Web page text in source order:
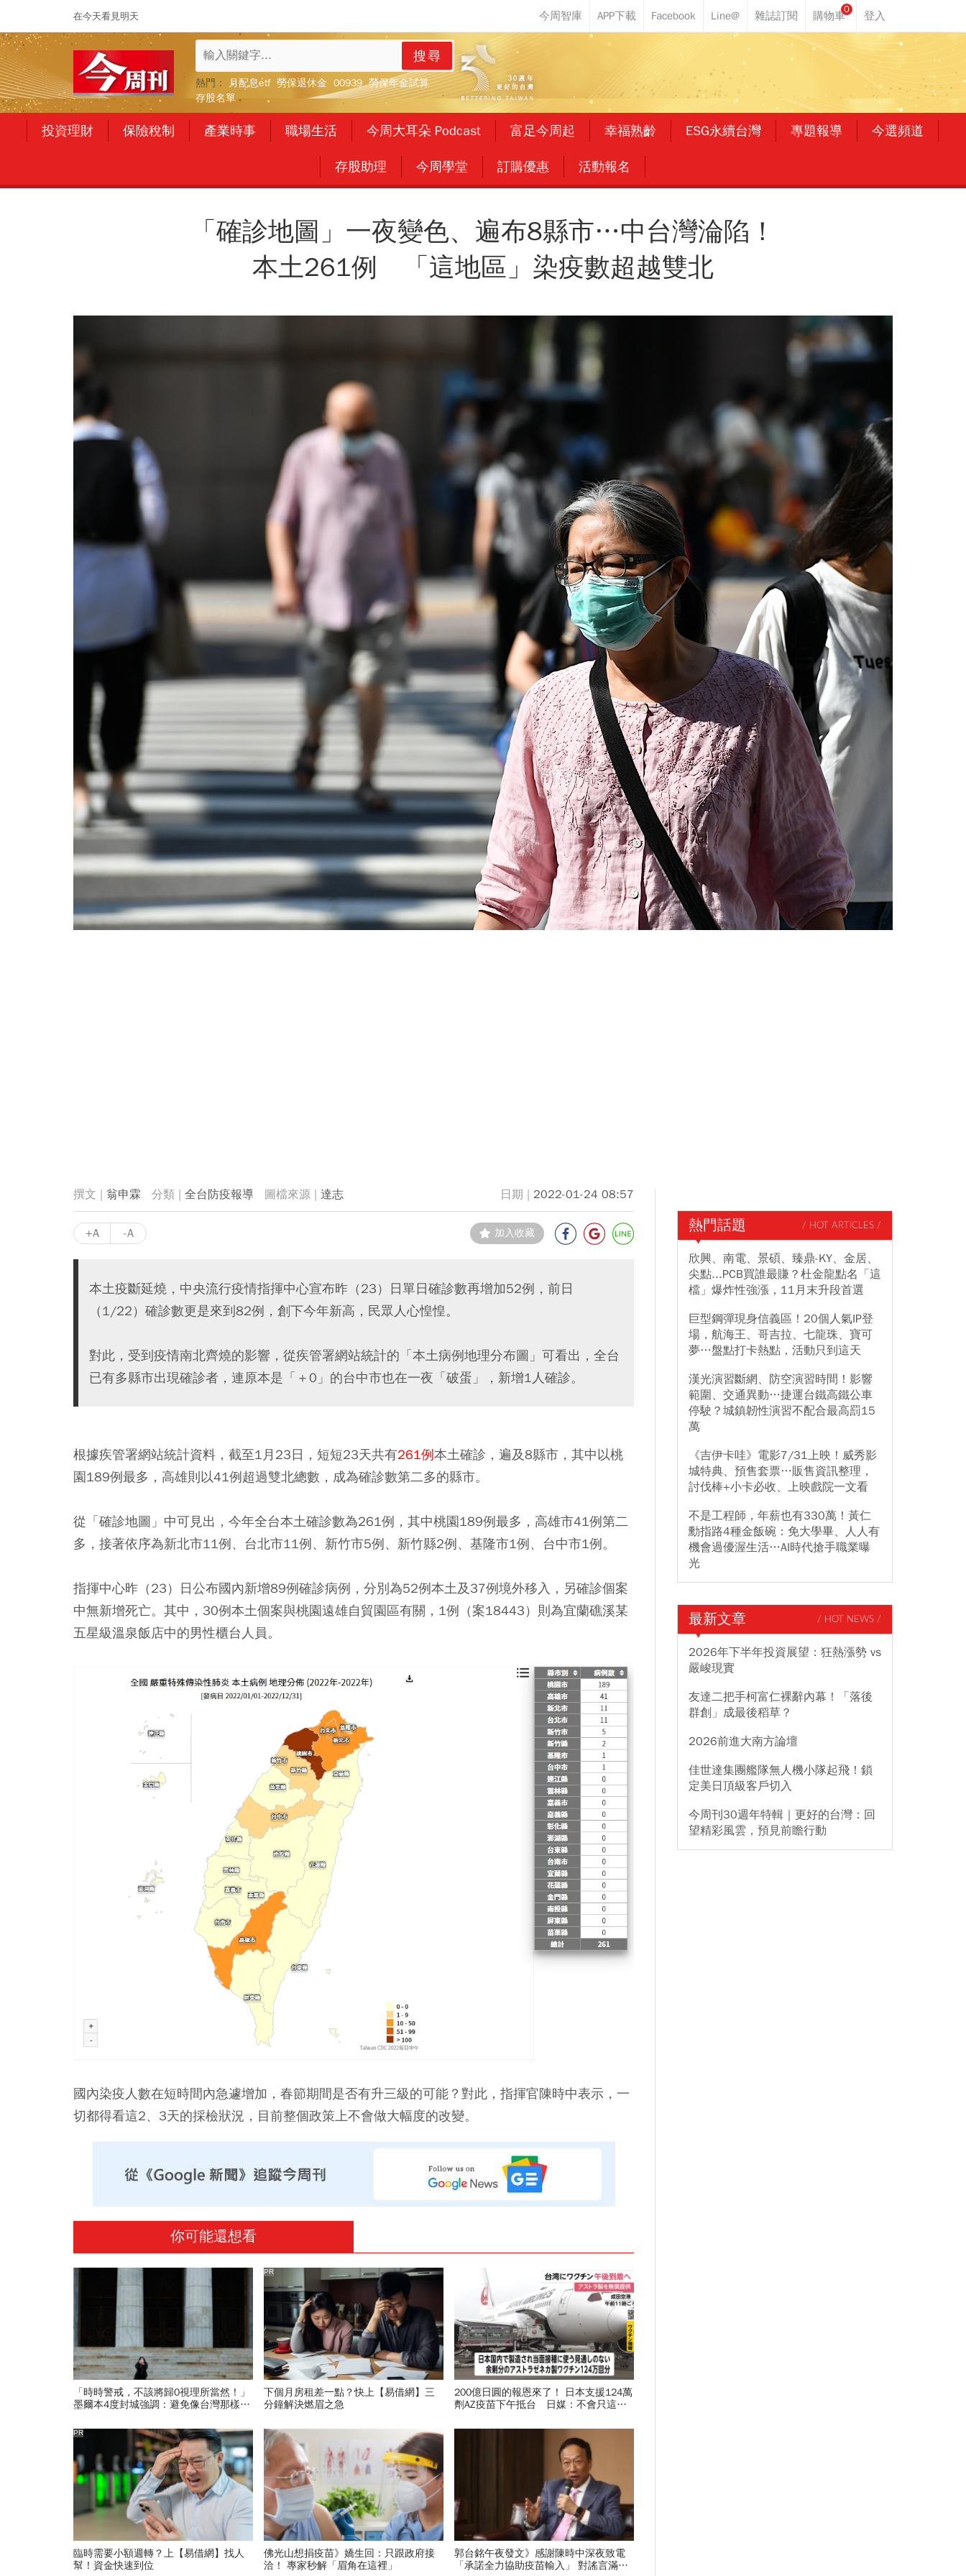
在今天看見明天
0
搜尋
熱門： 月配息etf 勞保退休金 00939 勞保年金試算
存股名單
投資理財 保險稅制 產業時事 職場生活 今周大耳朵 Podcast 富足今周起 幸福熟齡 ESG永續台灣 專題報導 今選頻道
存股助理 今周學堂 訂購優惠 活動報名
「確診地圖」一夜變色、遍布8縣市…中台灣淪陷！
本土261例 「這地區」染疫數超越雙北
翁申霖 全台防疫報導 達志 2022-01-24 08:57
+A -A 加入收藏
本土疫斷延燒，中央流行疫情指揮中心宣布昨（23）日單日確診數再增加52例，前日
（1/22）確診數更是來到82例，創下今年新高，民眾人心惶惶。
對此，受到疫情南北齊燒的影響，從疾管署網站統計的「本土病例地理分布圖」可看出，全台
已有多縣市出現確診者，連原本是「＋0」的台中市也在一夜「破蛋」，新增1人確診。
根據疾管署網站統計資料，截至1月23日，短短23天共有261例本土確診，遍及8縣市，其中以桃
園189例最多，高雄則以41例超過雙北總數，成為確診數第二多的縣市。
從「確診地圖」中可見出，今年全台本土確診數為261例，其中桃園189例最多，高雄市41例第二
多，接著依序為新北市11例、台北市11例、新竹市5例、新竹縣2例、基隆市1例、台中市1例。
指揮中心昨（23）日公布國內新增89例確診病例，分別為52例本土及37例境外移入，另確診個案
中無新增死亡。其中，30例本土個案與桃園遠雄自貿園區有關，1例（案18443）則為宜蘭礁溪某
五星級溫泉飯店中的男性櫃台人員。
國內染疫人數在短時間內急遽增加，春節期間是否有升三級的可能？對此，指揮官陳時中表示，一
切都得看這2、3天的採檢狀況，目前整個政策上不會做大幅度的改變。
你可能還想看
「時時警戒，不該將歸0視理所當然！」
墨爾本4度封城強調：避免像台灣那樣確
下個月房租差一點？快上【易借網】三
分鐘解決燃眉之急
PR
200億日圓的報恩來了！ 日本支援124萬
劑AZ疫苗下午抵台 日媒：不會只這一
臨時需要小額週轉？上【易借網】找人
幫！資金快速到位
PR
佛光山想捐疫苗》嬌生回：只跟政府接
洽！ 專家秒解「眉角在這裡」
郭台銘午夜發文》感謝陳時中深夜致電
「承諾全力協助疫苗輸入」 對謠言滿天
熱門話題 / HOT ARTICLES /
欣興、南電、景碩、臻鼎-KY、金居、
尖點...PCB買誰最賺？杜金龍點名「這
檔」爆炸性強漲，11月末升段首選
巨型鋼彈現身信義區！20個人氣IP登
場，航海王、哥吉拉、七龍珠、寶可
夢…盤點打卡熱點，活動只到這天
漢光演習斷網、防空演習時間！影響
範圍、交通異動…捷運台鐵高鐵公車
停駛？城鎮韌性演習不配合最高罰15
萬
《吉伊卡哇》電影7/31上映！威秀影
城特典、預售套票…販售資訊整理，
討伐棒+小卡必收、上映戲院一文看
不是工程師，年薪也有330萬！黃仁
勳指路4種金飯碗：免大學畢、人人有
機會過優渥生活…AI時代搶手職業曝
光
最新文章 / HOT NEWS /
2026年下半年投資展望：狂熱漲勢 vs
嚴峻現實
友達二把手柯富仁裸辭內幕！「落後
群創」成最後稻草？
2026前進大南方論壇
佳世達集團艦隊無人機小隊起飛！鎖
定美日頂級客戶切入
今周刊30週年特輯｜更好的台灣：回
望精彩風雲，預見前瞻行動